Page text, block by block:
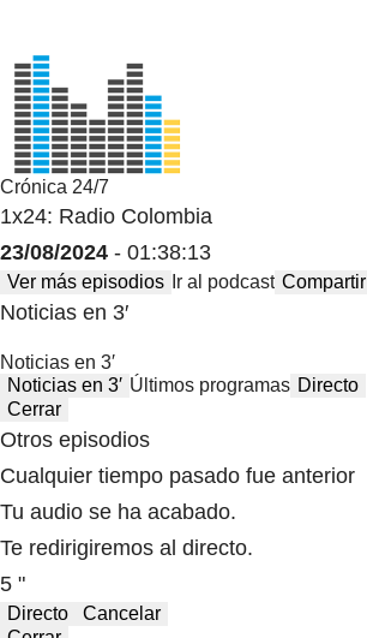
Crónica 24/7
1x24: Radio Colombia
23/08/2024 - 01:38:13
Ver más episodios Ir al podcast Compartir
Noticias en 3′
Noticias en 3′
Noticias en 3′ Últimos programas Directo
Cerrar
Otros episodios
Cualquier tiempo pasado fue anterior
Tu audio se ha acabado.
Te redirigiremos al directo.
5 "
Directo
Cancelar